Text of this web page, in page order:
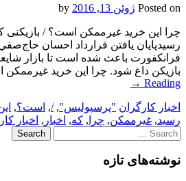
Posted on ژوئن 13, 2016
چرا این خرید غیرممکن است؟ / بازیکنی
رسیدپايان يافتن قرارداد احسان
فرانكفورت باعث شده است تا بازار
بازيكن داغ شود. چرا این خرید
Reading
→
اخبار کارگران "پرسپولیس",
/
, است؟,
رسید, غیرممکن, چرا , که, اخبار , اخبار
Search
for:
نوشته‌های تازه